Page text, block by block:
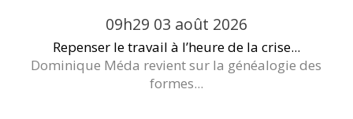
09h29 03 août 2026
Repenser le travail à l’heure de la crise...
Dominique Méda revient sur la généalogie des
formes...